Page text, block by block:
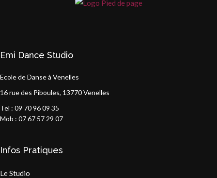
Emi Dance Studio
Ecole de Danse à Venelles
16 rue des Piboules, 13770 Venelles
Tel : 09 70 96 09 35
Mob : 07 67 57 29 07
Infos Pratiques
Le Studio